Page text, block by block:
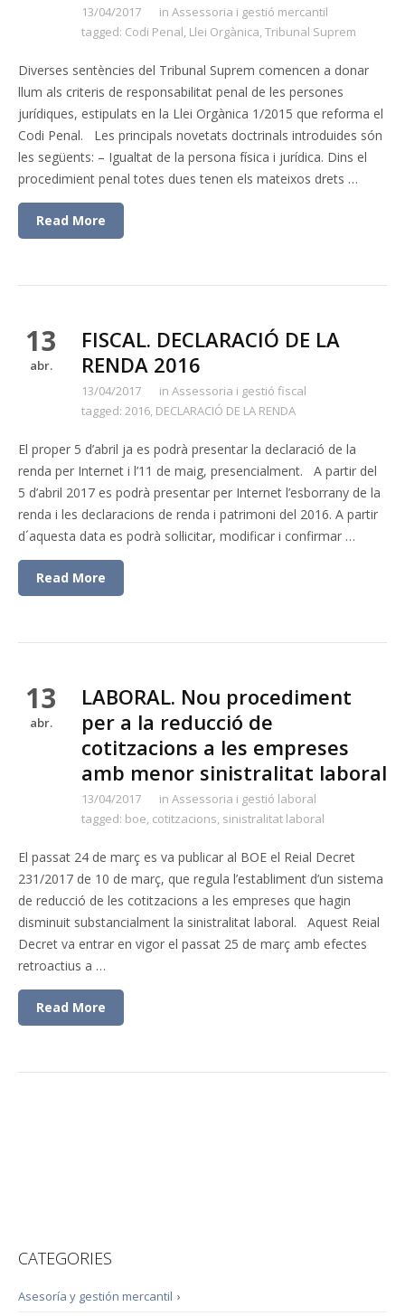
13/04/2017 in Assessoria i gestió mercantil
tagged: Codi Penal, Llei Orgànica,Tribunal Suprem
Diverses sentències del Tribunal Suprem comencen a donar
llum als criteris de responsabilitat penal de les persones
jurídiques, estipulats en la Llei Orgànica 1/2015 que reforma el
Codi Penal. Les principals novetats doctrinals introduides són
les següents: – Igualtat de la persona física i jurídica. Dins el
procedimient penal totes dues tenen els mateixos drets …
Read More
13
abr.
FISCAL. DECLARACIÓ DE LA
RENDA 2016
13/04/2017 in Assessoria i gestió fiscal
tagged: 2016, DECLARACIÓ DE LA RENDA
El proper 5 d’abril ja es podrà presentar la declaració de la
renda per Internet i l’11 de maig, presencialment. A partir del
5 d’abril 2017 es podrà presentar per Internet l’esborrany de la
renda i les declaracions de renda i patrimoni del 2016. A partir
d´aquesta data es podrà sol·licitar, modificar i confirmar …
Read More
13
abr.
LABORAL. Nou procediment
per a la reducció de
cotitzacions a les empreses
amb menor sinistralitat laboral
13/04/2017 in Assessoria i gestió laboral
tagged: boe, cotitzacions, sinistralitat laboral
El passat 24 de març es va publicar al BOE el Reial Decret
231/2017 de 10 de març, que regula l’establiment d’un sistema
de reducció de les cotitzacions a les empreses que hagin
disminuit substancialment la sinistralitat laboral. Aquest Reial
Decret va entrar en vigor el passat 25 de març amb efectes
retroactius a …
Read More
CATEGORIES
›
Asesoría y gestión mercantil